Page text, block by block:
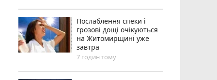
Послаблення спеки і
грозові дощі очікуються
на Житомирщині уже
завтра
7 годин тому